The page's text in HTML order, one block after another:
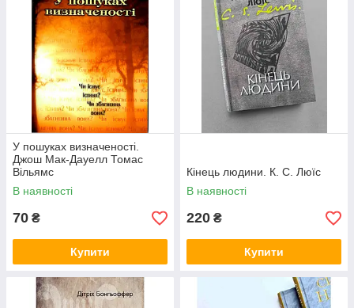
У пошуках визначеності.
Джош Мак-Дауелл Томас
Вільямс
В наявності
70 ₴
Купити
Кінець людини. К. С. Люїс
В наявності
220 ₴
Купити